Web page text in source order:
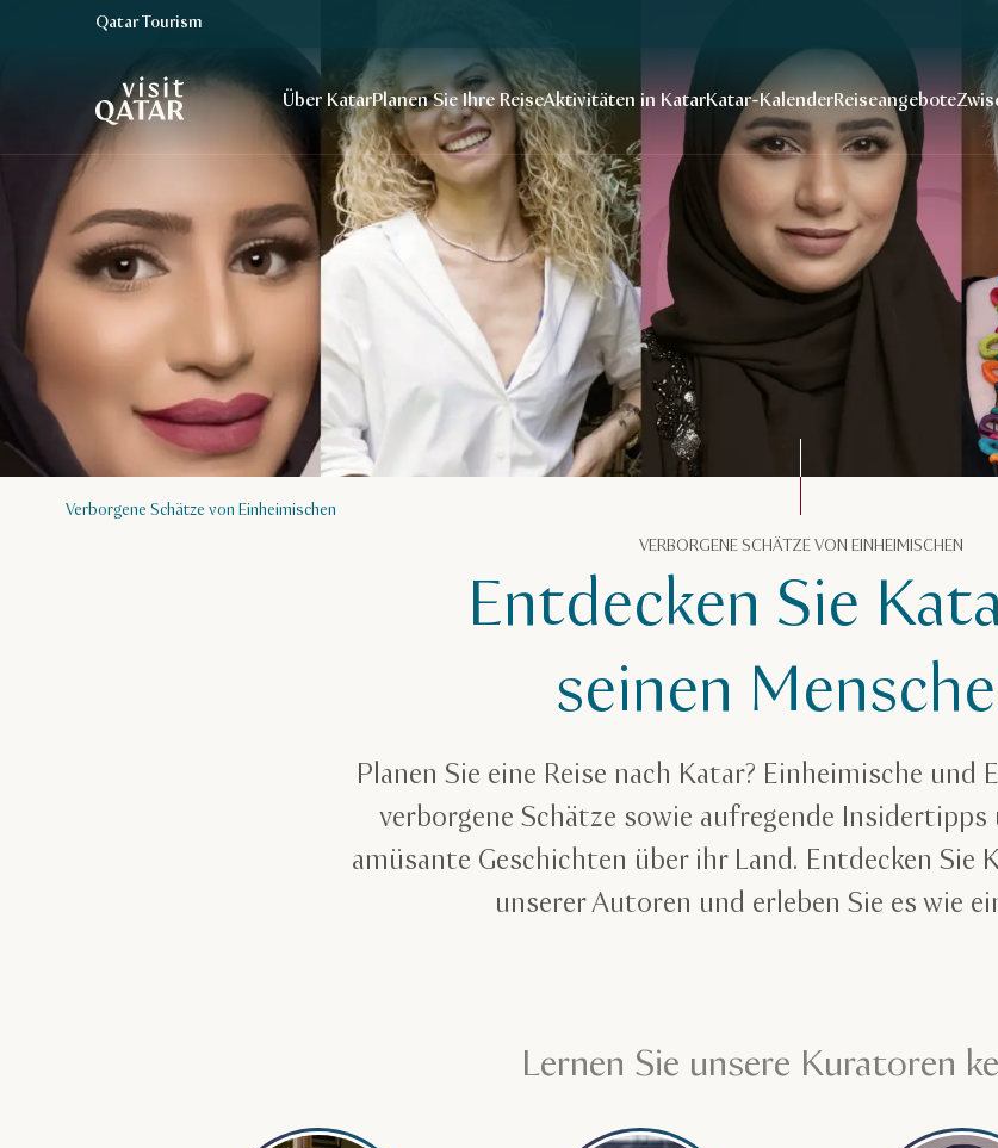
VisitQatar Homepage
Qatar Tourism
Über KatarPlanen Sie Ihre ReiseAktivitäten in KatarKatar-KalenderReiseangebote
Verborgene Schätze von Einheimischen
VERBORGENE SCHÄTZE VON EINHEIMISCHEN
Entdecken Sie
seinen
Planen Sie eine Reise nach Katar? Einheimische und
verborgene Schätze sowie aufregende Insidertipps
amüsante Geschichten über ihr Land. Entdecken Sie
unserer Autoren und erleben Sie es wie
Lernen Sie unsere Kuratoren
Mehr erfahren über Elmira KahrobaieMehr erfahren über Mashel Al Naimi